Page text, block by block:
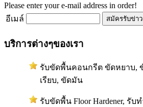
Please enter your e-mail address in order!
อีเมล์
บริการต่างๆของเรา
รับขัดพื้นคอนกรีต ขัดหยาบ,
เรียบ, ขัดมัน
รับขัดพื้น Floor Hardener, รับ